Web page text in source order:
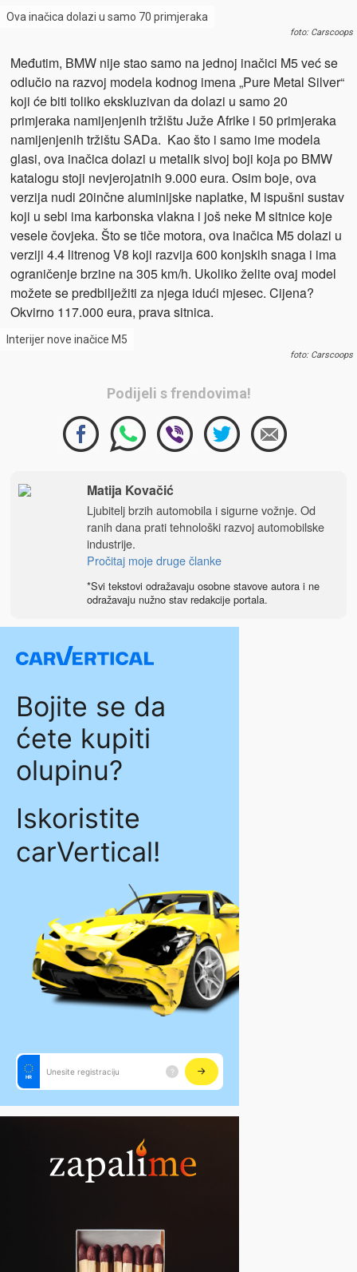
Ova inačica dolazi u samo 70 primjeraka
foto: Carscoops
Međutim, BMW nije stao samo na jednoj inačici M5 već se
odlučio na razvoj modela kodnog imena „Pure Metal Silver“
koji će biti toliko ekskluzivan da dolazi u samo 20
primjeraka namijenjenih tržištu Juže Afrike i 50 primjeraka
namijenjenih tržištu SADa. Kao što i samo ime modela
glasi, ova inačica dolazi u metalik sivoj boji koja po BMW
katalogu stoji nevjerojatnih 9.000 eura. Osim boje, ova
verzija nudi 20inčne aluminijske naplatke, M ispušni sustav
koji u sebi ima karbonska vlakna i još neke M sitnice koje
vesele čovjeka. Što se tiče motora, ova inačica M5 dolazi u
verziji 4.4 litrenog V8 koji razvija 600 konjskih snaga i ima
ograničenje brzine na 305 km/h. Ukoliko želite ovaj model
možete se predbilježiti za njega idući mjesec. Cijena?
Okvirno 117.000 eura, prava sitnica.
Interijer nove inačice M5
foto: Carscoops
Podijeli s frendovima!
Matija Kovačić
Ljubitelj brzih automobila i sigurne vožnje. Od
ranih dana prati tehnološki razvoj automobilske
industrije.
Pročitaj moje druge članke
*Svi tekstovi odražavaju osobne stavove autora i ne
odražavaju nužno stav redakcije portala.